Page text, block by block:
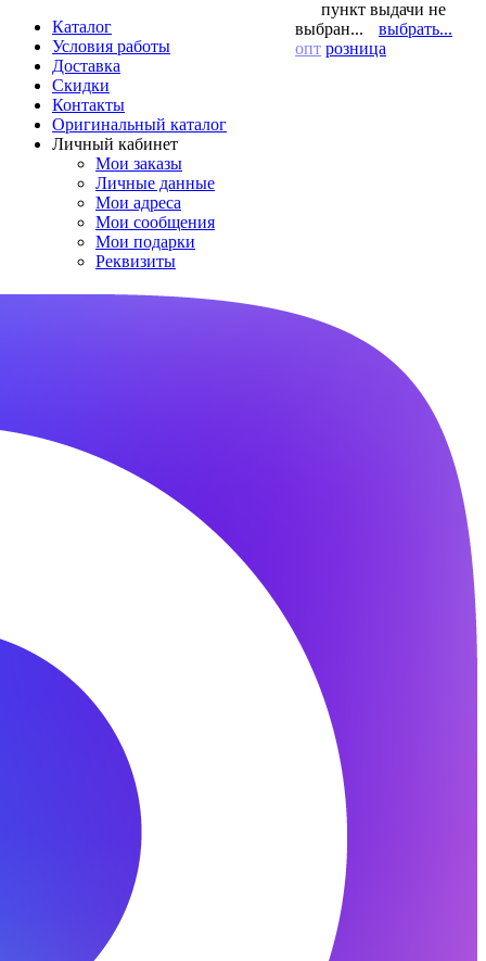
Каталог
Условия работы
Доставка
Скидки
Контакты
Оригинальный каталог
Личный кабинет
Мои заказы
Личные данные
Мои адреса
Мои сообщения
Мои подарки
Реквизиты
пункт выдачи не
выбран...
выбрать...
опт розница